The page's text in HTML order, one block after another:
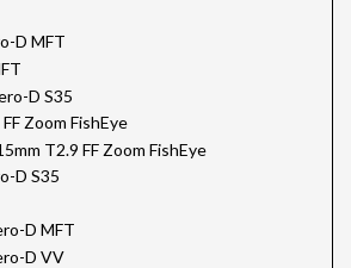
D MFT
D S35
Zoom FishEye
T2.9 FF Zoom FishEye
D S35
D MFT
D VV